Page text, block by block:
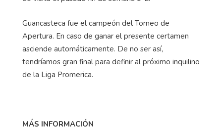
Guancasteca fue el campeón del Torneo de
Apertura. En caso de ganar el presente certamen
asciende automáticamente. De no ser así,
tendríamos gran final para definir al próximo inquilino
de la Liga Promerica.
MÁS INFORMACIÓN